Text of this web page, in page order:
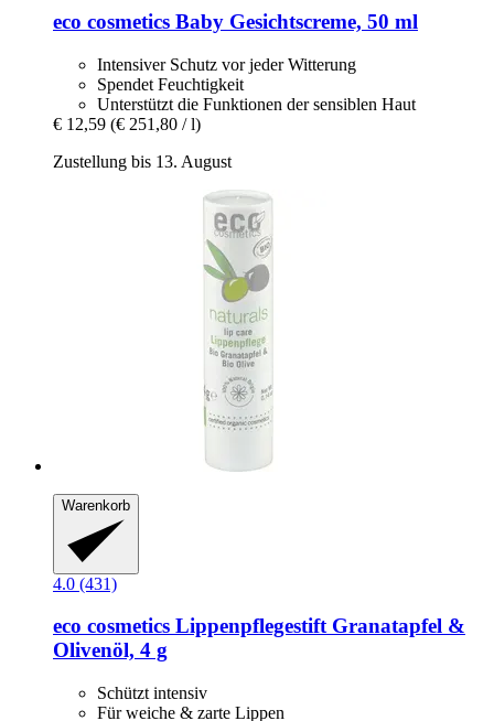
eco cosmetics Baby Gesichtscreme, 50 ml
Intensiver Schutz vor jeder Witterung
Spendet Feuchtigkeit
Unterstützt die Funktionen der sensiblen Haut
€ 12,59 (€ 251,80 / l)
Zustellung bis 13. August
Warenkorb
4.0 (431)
eco cosmetics Lippenpflegestift Granatapfel &
Olivenöl, 4 g
Schützt intensiv
Für weiche & zarte Lippen